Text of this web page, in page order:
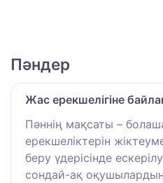
Пәндер
Жас ерекшелігіне
Пәннің мақсаты –
ерекшеліктерін
беру үдерісінде
сондай-ақ